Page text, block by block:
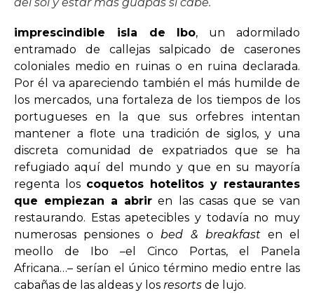
imprescindible isla de Ibo, un adormilado
entramado de callejas salpicado de caserones
coloniales medio en ruinas o en ruina declarada.
Por él va apareciendo también el más humilde de
los mercados, una fortaleza de los tiempos de los
portugueses en la que sus orfebres intentan
mantener a flote una tradición de siglos, y una
discreta comunidad de expatriados que se ha
refugiado aquí del mundo y que en su mayoría
regenta los coquetos hotelitos y restaurantes
que empiezan a abrir en las casas que se van
restaurando. Estas apetecibles y todavía no muy
numerosas pensiones obed & breakfasten el
meollo de Ibo –el Cinco Portas, el Panela
Africana…– serían el único término medio entre las
cabañas de las aldeas y los resorts de lujo.